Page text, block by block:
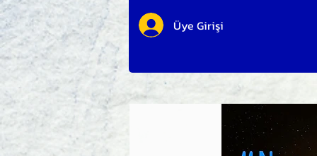
Üye Girişi